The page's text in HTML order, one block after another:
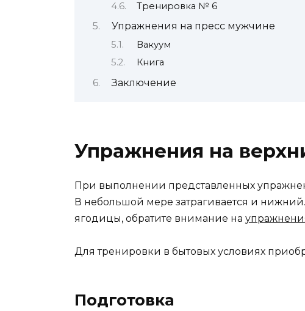
Тренировка № 6
Упражнения на пресс мужчине
Вакуум
Книга
Заключение
Упражнения на
При выполнении представленных
В небольшой мере затрагивается и
ягодицы, обратите внимание на
Для тренировки в бытовых условиях
Подготовка